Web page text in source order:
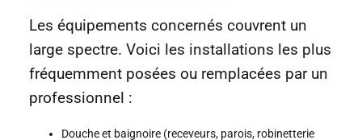
Les équipements concernés couvrent un
large spectre. Voici les installations les plus
fréquemment posées ou remplacées par un
professionnel :
Douche et baignoire (receveurs, parois, robinetterie